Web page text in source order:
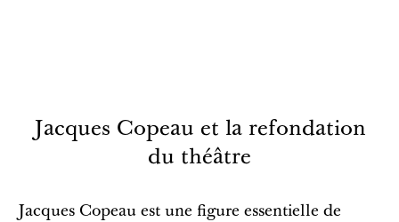
Jacques Copeau et la refondation
du théâtre
Jacques Copeau est une figure essentielle de